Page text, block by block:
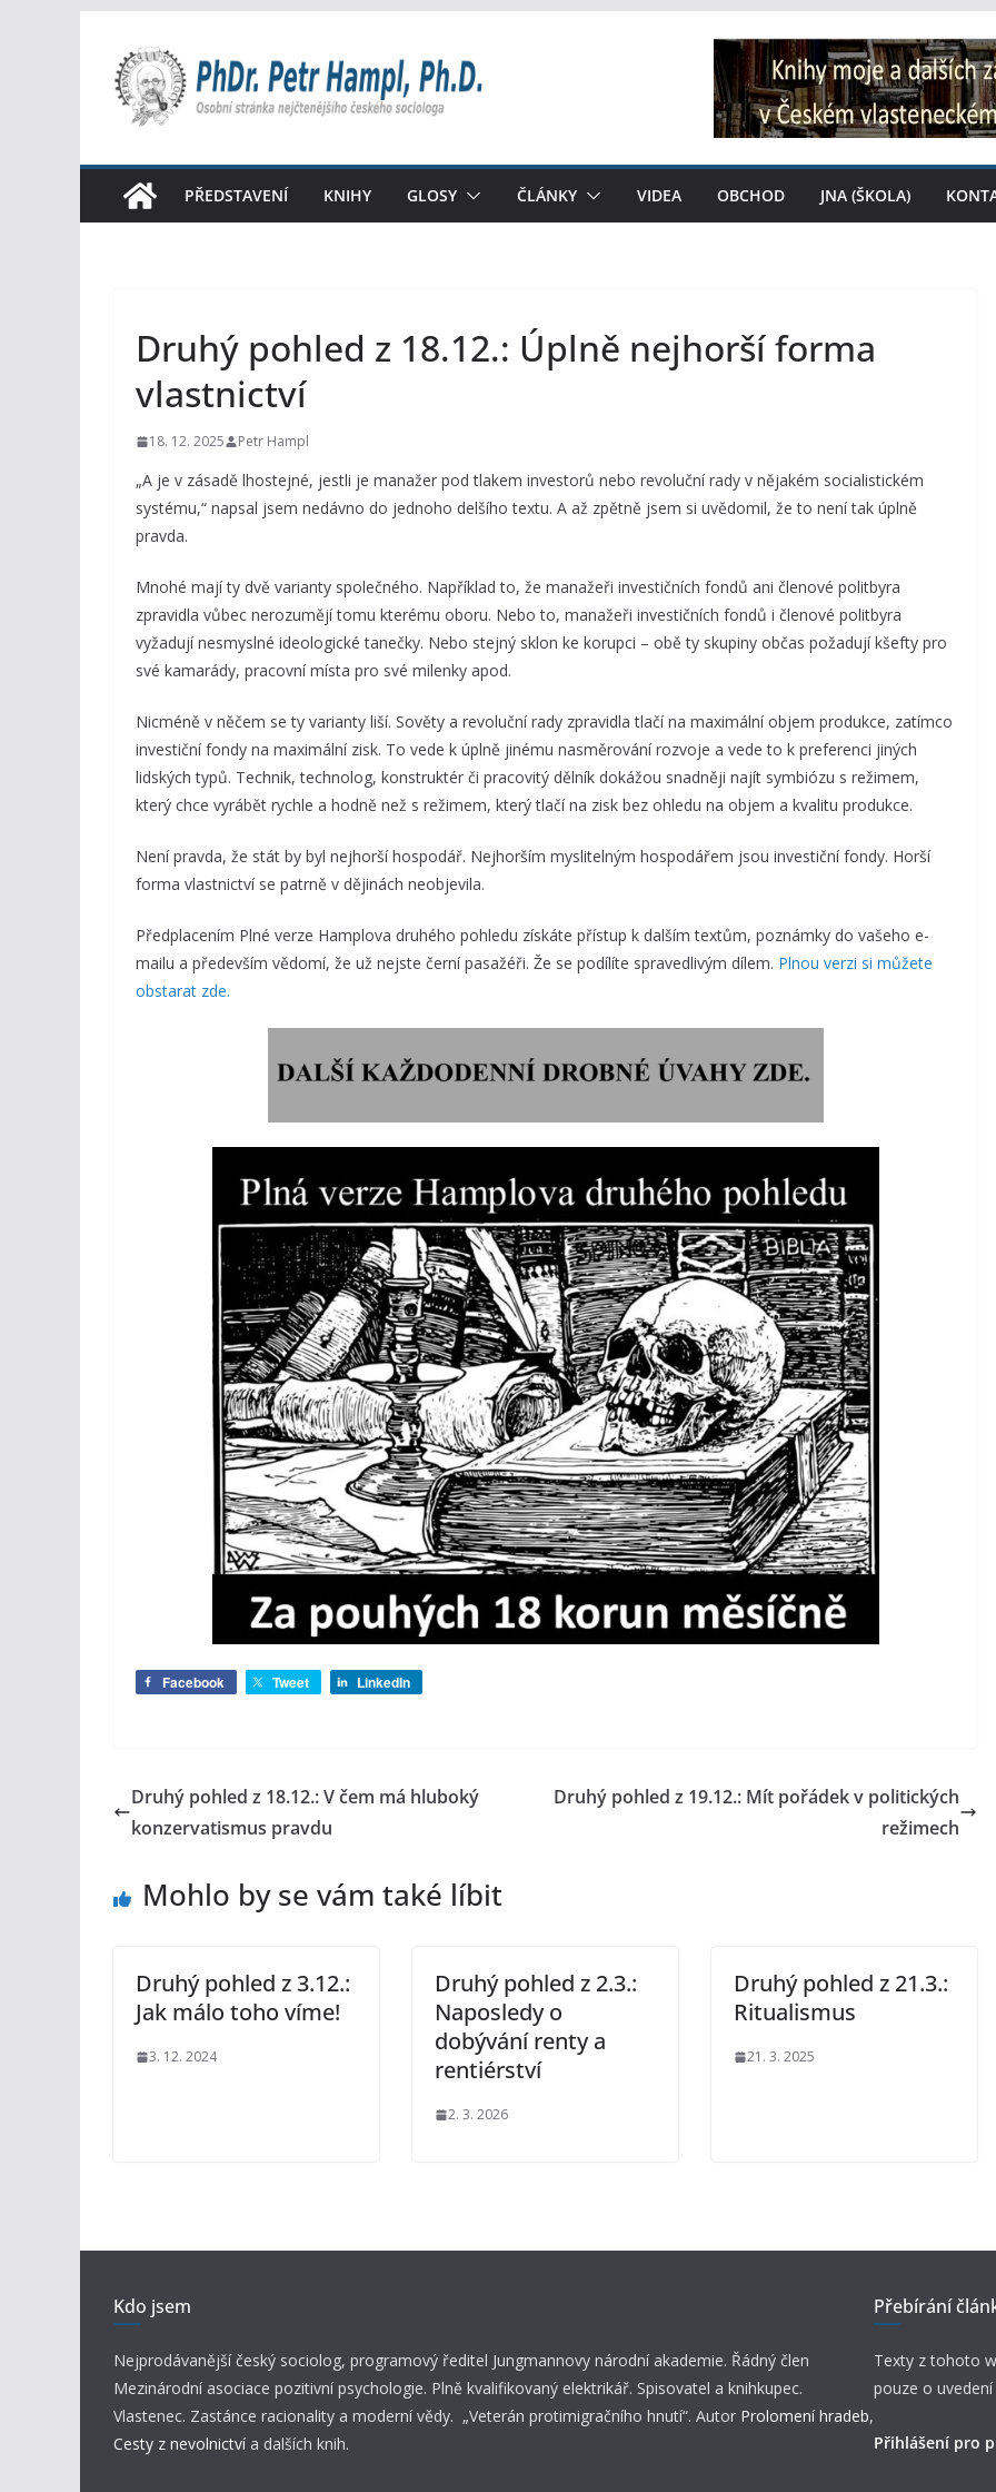
obsah
PŘEDSTAVENÍ KNIHY GLOSY ČLÁNKY VIDEA OBCHOD JNA (ŠKOLA)
Druhý pohled z 18.12.: Úplně nejhorší forma
vlastnictví
18. 12. 2025 Petr Hampl
„A je v zásadě lhostejné, jestli je manažer pod tlakem investorů nebo revoluční rady v nějakém socialistickém
systému,“ napsal jsem nedávno do jednoho delšího textu. A až zpětně jsem si uvědomil, že to není tak úplně
pravda.
Mnohé mají ty dvě varianty společného. Například to, že manažeři investičních fondů ani členové politbyra
zpravidla vůbec nerozumějí tomu kterému oboru. Nebo to, manažeři investičních fondů i členové politbyra
vyžadují nesmyslné ideologické tanečky. Nebo stejný sklon ke korupci – obě ty skupiny občas požadují kšefty pro
své kamarády, pracovní místa pro své milenky apod.
Nicméně v něčem se ty varianty liší. Sověty a revoluční rady zpravidla tlačí na maximální objem produkce, zatímco
investiční fondy na maximální zisk. To vede k úplně jinému nasměrování rozvoje a vede to k preferenci jiných
lidských typů. Technik, technolog, konstruktér či pracovitý dělník dokážou snadněji najít symbiózu s režimem,
který chce vyrábět rychle a hodně než s režimem, který tlačí na zisk bez ohledu na objem a kvalitu produkce.
Není pravda, že stát by byl nejhorší hospodář. Nejhorším myslitelným hospodářem jsou investiční fondy. Horší
forma vlastnictví se patrně v dějinách neobjevila.
Předplacením Plné verze Hamplova druhého pohledu získáte přístup k dalším textům, poznámky do vašeho e-
mailu a především vědomí, že už nejste černí pasažéři. Že se podílíte spravedlivým dílem. Plnou verzi si můžete
obstarat zde.
Facebook Tweet LinkedIn
Druhý pohled z 18.12.: V čem má hluboký
konzervatismus pravdu
Druhý pohled z 19.12.: Mít pořádek v politických
režimech
Mohlo by se vám také líbit
Druhý pohled z 3.12.:
Jak málo toho víme!
3. 12. 2024
Druhý pohled z 2.3.:
Naposledy o
dobývání renty a
rentiérství
2. 3. 2026
Druhý pohled z 21.3.:
Ritualismus
21. 3. 2025
Kdo jsem
Nejprodávanější český sociolog, programový ředitel Jungmannovy národní akademie. Řádný člen
Mezinárodní asociace pozitivní psychologie. Plně kvalifikovaný elektrikář. Spisovatel a knihkupec.
Vlastenec. Zastánce racionality a moderní vědy. „Veterán protimigračního hnutí“. Autor Prolomení hradeb,
Cesty z nevolnictví a dalších knih.
Přebírání
Texty z tohoto
pouze o
Přihlášení pro